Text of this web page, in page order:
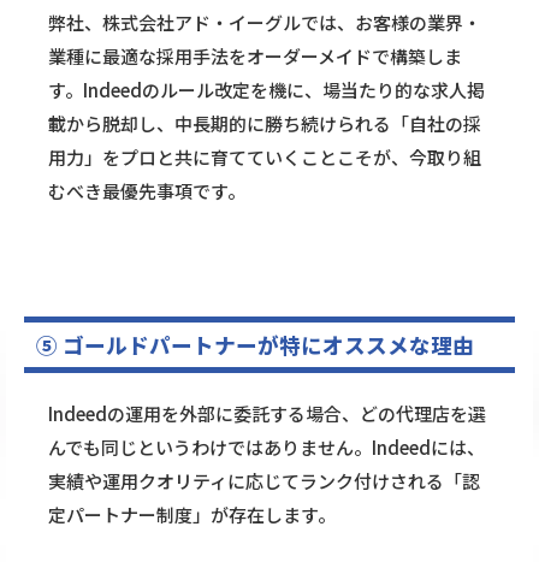
弊社、株式会社アド・イーグルでは、お客様の業界・
業種に最適な採用手法をオーダーメイドで構築しま
す。Indeedのルール改定を機に、場当たり的な求人掲
載から脱却し、中長期的に勝ち続けられる「自社の採
用力」をプロと共に育てていくことこそが、今取り組
むべき最優先事項です。
⑤ ゴールドパートナーが特にオススメな理由
Indeedの運用を外部に委託する場合、どの代理店を選
んでも同じというわけではありません。Indeedには、
実績や運用クオリティに応じてランク付けされる「認
定パートナー制度」が存在します。